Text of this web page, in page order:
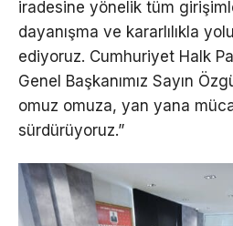
iradesine yönelik tüm
dayanışma ve kararlılıkla
ediyoruz. Cumhuriyet Halk
Genel Başkanımız Sayın
omuz omuza, yan yana
sürdürüyoruz.”